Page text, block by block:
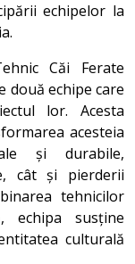
echipelor la
Căi Ferate
două echipe care
lor. Acesta
acesteia
și durabile,
cât și pierderii
tehnicilor
echipa susține
culturală